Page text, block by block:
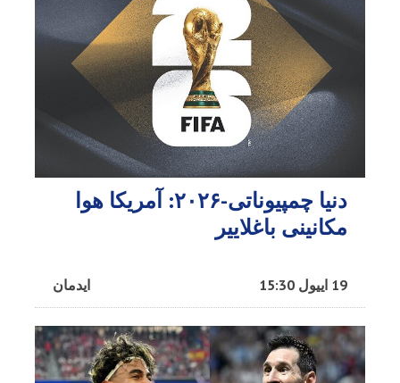
دنیا چمپیوناتی-۲۰۲۶: آمریکا هوا
مکانینی باغلاییر
ایدمان 19 اییول 15:30